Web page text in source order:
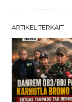
ARTIKEL TERKAIT